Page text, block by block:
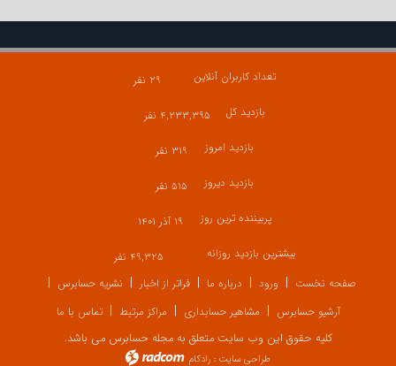
تعداد کاربران آنلاین
۲۹ نفر
بازدید کل
۴,۲۳۳,۳۹۵ نفر
بازدید امروز
۳۱۹ نفر
بازدید دیروز
۵۱۵ نفر
پربیننده ترین روز
۱۹ آذر ۱۴۰۱
بیشترین بازدید روزانه
۴۹,۳۲۵ نفر
صفحه نخست
ورود درباره ما فراتر از اخبار
نشریه حسابرس
آرشیو حسابرس
مشاهیر حسابداری مراکز مرتبط تماس با ما
کلیه حقوق این وب سایت متعلق به مجله حسابرس می باشد.
طراحی سایت : رادکام radcom